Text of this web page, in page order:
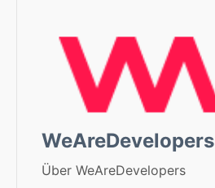
WeAreDevelopers
Über WeAreDevelopers